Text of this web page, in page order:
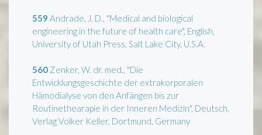
559 Andrade, J. D., "Medical and biological
engineering in the future of health care", English,
University of Utah Press, Salt Lake City, U.S.A.
560 Zenker, W. dr. med., "Die
Entwicklungsgeschichte der extrakorporalen
Hämodialyse von den Anfängen bis zur
Routinethearapie in der Inneren Medizin", Deutsch,
Verlag Volker Keller, Dortmund, Germany